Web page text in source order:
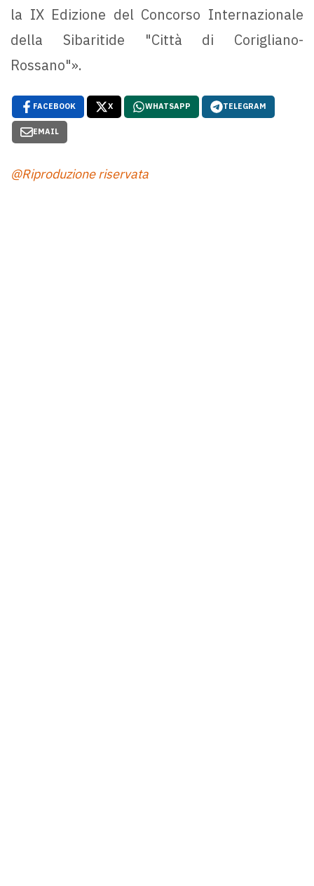
la IX Edizione del Concorso Internazionale
della Sibaritide "Città di Corigliano-
Rossano"».
FACEBOOK X WHATSAPP TELEGRAM
EMAIL
@Riproduzione riservata